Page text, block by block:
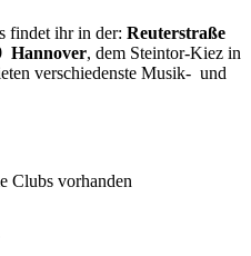
findet ihr in der: Reuterstraße
Hannover, dem Steintor-Kiez in
verschiedenste Musik- und
Clubs vorhanden